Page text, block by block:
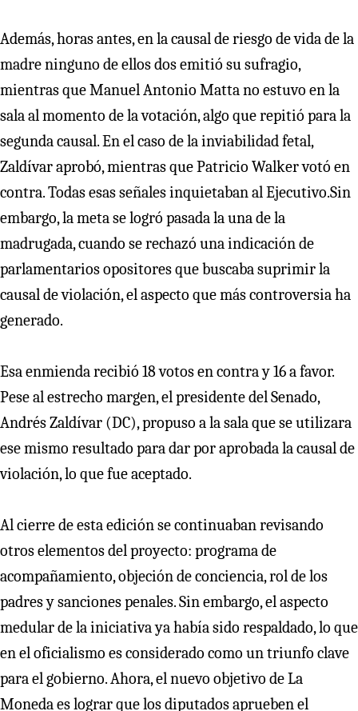
Además, horas antes, en la causal de riesgo de vida de la
madre ninguno de ellos dos emitió su sufragio,
mientras que Manuel Antonio Matta no estuvo en la
sala al momento de la votación, algo que repitió para la
segunda causal. En el caso de la inviabilidad fetal,
Zaldívar aprobó, mientras que Patricio Walker votó en
contra. Todas esas señales inquietaban al Ejecutivo.Sin
embargo, la meta se logró pasada la una de la
madrugada, cuando se rechazó una indicación de
parlamentarios opositores que buscaba suprimir la
causal de violación, el aspecto que más controversia ha
generado.
Esa enmienda recibió 18 votos en contra y 16 a favor.
Pese al estrecho margen, el presidente del Senado,
Andrés Zaldívar (DC), propuso a la sala que se utilizara
ese mismo resultado para dar por aprobada la causal de
violación, lo que fue aceptado.
Al cierre de esta edición se continuaban revisando
otros elementos del proyecto: programa de
acompañamiento, objeción de conciencia, rol de los
padres y sanciones penales. Sin embargo, el aspecto
medular de la iniciativa ya había sido respaldado, lo que
en el oficialismo es considerado como un triunfo clave
para el gobierno. Ahora, el nuevo objetivo de La
Moneda es lograr que los diputados aprueben el